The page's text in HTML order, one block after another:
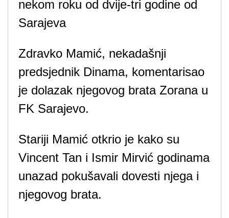
nekom roku od dvije-tri godine od
Sarajeva
Zdravko Mamić, nekadašnji
predsjednik Dinama, komentarisao
je dolazak njegovog brata Zorana u
FK Sarajevo.
Stariji Mamić otkrio je kako su
Vincent Tan i Ismir Mirvić godinama
unazad pokušavali dovesti njega i
njegovog brata.